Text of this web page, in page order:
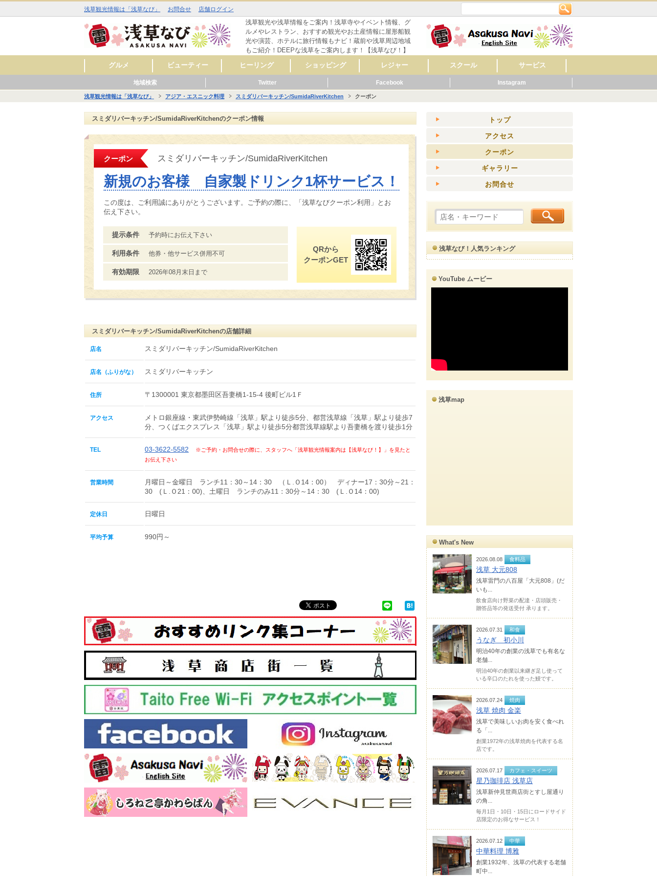
浅草観光情報は「浅草なび」 お問合せ 店舗ログイン
浅草観光や浅草情報をご案内！浅草寺やイベント情報、グ
ルメやレストラン、おすすめ観光やお土産情報に屋形船観
光や演芸、ホテルに旅行情報もナビ！蔵前や浅草周辺地域
もご紹介！DEEPな浅草をご案内します！【浅草なび！】
グルメ
アジア・エスニック
料理
カフェ・スイーツ
ファミリーレストラ
ン
ビューティー ヒーリング
リラクゼーション
リンパマッサージ
タイ式マッサージ
アロママッサージ
ショッピング
ョン
レジャー
カラオケ
占い
バッティングセンタ
ー
映画館・劇場
ライブハウス
観光スポット
動物園
遊園地
健康ランド・温泉
ゲームセンター
その他
体験
スクール
ニング
サービス
レンタルショップ
旅館
ビジネスホテル
ペット関連
健康・スポーツ
賃貸・不動産
ウエディング
歯科
ホテル
公共機関
その他
病院
くらし
地域検索
■■ 雷門周辺 ■■ グルメ
ビューティ
ヒーリング
■■ 仲見世・浅草寺周辺 ■■ グルメ
ショッピング
レジャー
サービス
■■ 西浅草周辺 ■■ グルメ
ショッピング
スクール
サービス
■■ 花川戸周辺 ■■ グルメ
ショッピング
レジャー
サービス
■■ 観音裏周辺 ■■ グルメ
ビューティ
スクール
サービス
Twitter Facebook Instagram
浅草観光情報は「浅草なび」 アジア・エスニック料理 スミダリバーキッチン/SumidaRiverKitchen クーポン
スミダリバーキッチン/SumidaRiverKitchenのクーポン情報
クーポン スミダリバーキッチン/SumidaRiverKitchen
新規のお客様 自家製ドリンク1杯サービス！
この度は、ご利用誠にありがとうございます。ご予約の際に、「浅草なびクーポン利用」とお
伝え下さい。
QRから
クーポンGET
提示条件 予約時にお伝え下さい
利用条件 他券・他サービス併用不可
有効期限 2026年08月末日まで
スミダリバーキッチン/SumidaRiverKitchenの店舗詳細
店名 スミダリバーキッチン/SumidaRiverKitchen
店名（ふりがな） スミダリバーキッチン
住所 〒1300001 東京都墨田区吾妻橋1-15-4 後町ビル1Ｆ
アクセス
メトロ銀座線・東武伊勢崎線「浅草」駅より徒歩5分、都営浅草線「浅草」駅より徒歩7
分、つくばエクスプレス「浅草」駅より徒歩5分都営浅草線駅より吾妻橋を渡り徒歩1分
TEL 03-3622-5582
※ご予約・お問合せの際に、スタッフへ「浅草観光情報案内は【浅草なび！】」を見たと
お伝え下さい
営業時間
月曜日～金曜日 ランチ11：30～14：30 （Ｌ.Ｏ14：00） ディナー17：30分～21：
30 (Ｌ.Ｏ21：00)、土曜日 ランチのみ11：30分～14：30 (Ｌ.Ｏ14：00)
定休日 日曜日
平均予算 990円～
トップ
アクセス
クーポン
ギャラリー
お問合せ
浅草なび！人気ランキング
YouTube ムービー
浅草map
What's New
2026.08.08 食料品
浅草 大元808
浅草雷門の八百屋「大元808」(だ
いも...
飲食店向け野菜の配達・店頭販売・
贈答品等の発送受付 承ります。
2026.07.31 和食
うなぎ 初小川
明治40年の創業の浅草でも有名な
老舗...
明治40年の創業以来継ぎ足し使って
いる辛口のたれを使った鰻です。
2026.07.24 焼肉
浅草 焼肉 金楽
浅草で美味しいお肉を安く食べれ
る「...
創業1972年の浅草焼肉を代表する名
店です。
2026.07.17 カフェ・スイーツ
星乃珈琲店 浅草店
浅草新仲見世商店街とすし屋通り
の角...
毎月1日・10日・15日にロードサイド
店限定のお得なサービス！
2026.07.12 中華
中華料理 博雅
創業1932年、浅草の代表する老舗
町中...